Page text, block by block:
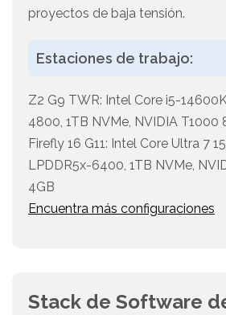
proyectos de baja tensión.
Estaciones de trabajo:
Z2 G9 TWR: Intel Core i5-
4800, 1TB NVMe, NVIDIA T1000
Firefly 16 G11: Intel Core Ultra 7
LPDDR5x-6400, 1TB NVMe,
4GB
Encuentra más configuraciones
Stack de Software